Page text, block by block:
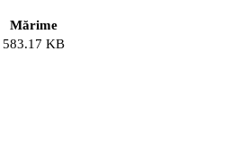
Mărime
583.17 KB